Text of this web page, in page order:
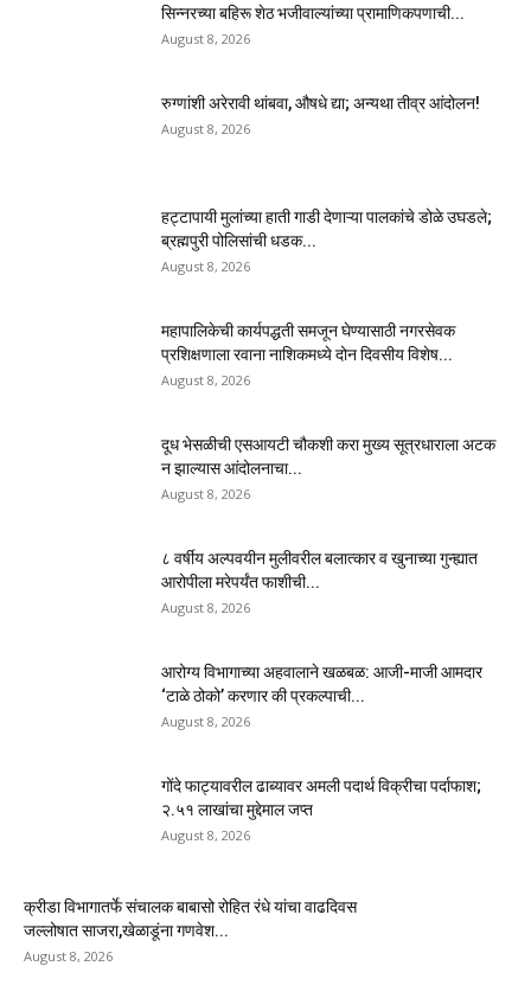
सिन्नरच्या बहिरू शेठ भजीवाल्यांच्या प्रामाणिकपणाची...
August 8, 2026
रुग्णांशी अरेरावी थांबवा, औषधे द्या; अन्यथा तीव्र आंदोलन!
August 8, 2026
हट्टापायी मुलांच्या हाती गाडी देणाऱ्या पालकांचे डोळे उघडले;
ब्रह्मपुरी पोलिसांची धडक...
August 8, 2026
महापालिकेची कार्यपद्धती समजून घेण्यासाठी नगरसेवक
प्रशिक्षणाला रवाना नाशिकमध्ये दोन दिवसीय विशेष...
August 8, 2026
दूध भेसळीची एसआयटी चौकशी करा मुख्य सूत्रधाराला अटक
न झाल्यास आंदोलनाचा...
August 8, 2026
८ वर्षीय अल्पवयीन मुलीवरील बलात्कार व खुनाच्या गुन्ह्यात
आरोपीला मरेपर्यंत फाशीची...
August 8, 2026
आरोग्य विभागाच्या अहवालाने खळबळ: आजी-माजी आमदार
‘टाळे ठोको’ करणार की प्रकल्पाची...
August 8, 2026
गोंदे फाट्यावरील ढाब्यावर अमली पदार्थ विक्रीचा पर्दाफाश;
२.५१ लाखांचा मुद्देमाल जप्त
August 8, 2026
क्रीडा विभागातर्फे संचालक बाबासो रोहित रंधे यांचा वाढदिवस
जल्लोषात साजरा,खेळाडूंना गणवेश...
August 8, 2026